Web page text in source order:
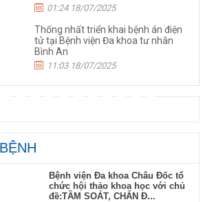
01:24 18/07/2025
Thống nhất triển khai bệnh án điện
tử tại Bệnh viện Đa khoa tư nhân
Bình An
11:03 18/07/2025
Bệnh viện Đa khoa Châu Đốc tổ
chức hội thảo khoa học với chủ
đề:TẦM SOÁT, CHẨN Đ...